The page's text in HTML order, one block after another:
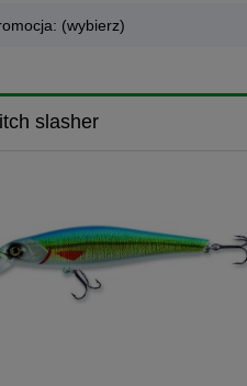
(wybierz)
slasher